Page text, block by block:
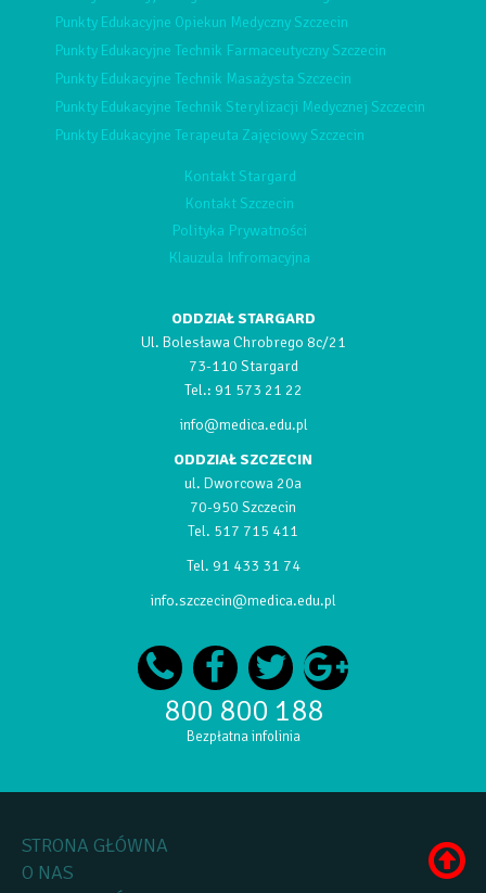
Punkty Edukacyjne Opiekun Medyczny Szczecin
Punkty Edukacyjne Technik Farmaceutyczny Szczecin
Punkty Edukacyjne Technik Masażysta Szczecin
Punkty Edukacyjne Technik Sterylizacji Medycznej Szczecin
Punkty Edukacyjne Terapeuta Zajęciowy Szczecin
Kontakt Stargard
Kontakt Szczecin
Polityka Prywatności
Klauzula Infromacyjna
ODDZIAŁ STARGARD
Ul. Bolesława Chrobrego 8c/21
73-110 Stargard
Tel.: 91 573 21 22
info@medica.edu.pl
ODDZIAŁ SZCZECIN
ul. Dworcowa 20a
70-950 Szczecin
Tel. 517 715 411
Tel. 91 433 31 74
info.szczecin@medica.edu.pl
800 800 188
Bezpłatna infolinia
STRONA GŁÓWNA
O NAS